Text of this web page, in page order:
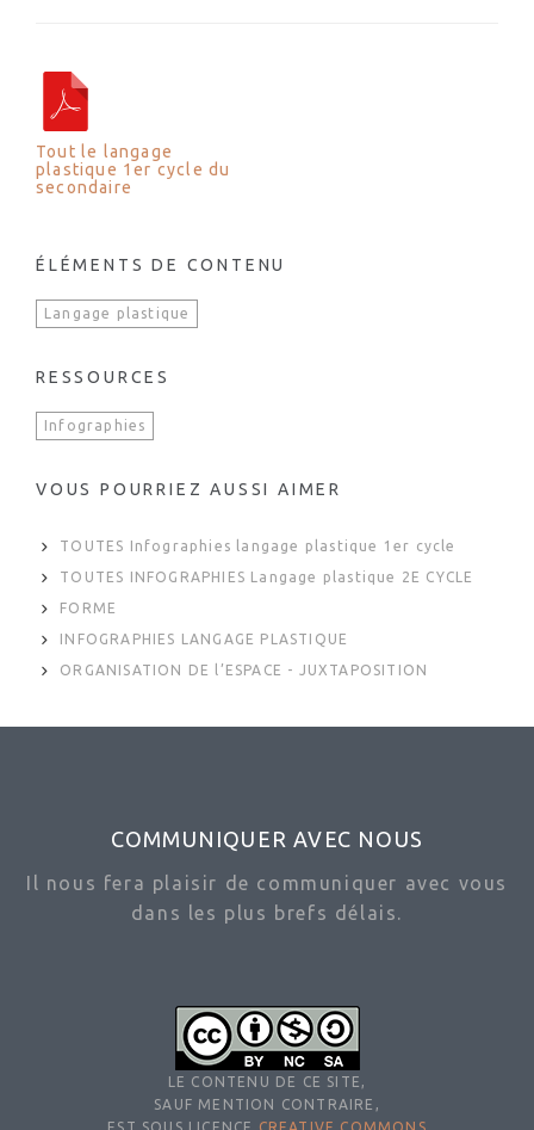
Tout le langage
plastique 1er cycle du
secondaire
ÉLÉMENTS DE CONTENU
Langage plastique
RESSOURCES
Infographies
VOUS POURRIEZ AUSSI AIMER
TOUTES Infographies langage plastique 1er cycle
TOUTES INFOGRAPHIES Langage plastique 2E CYCLE
FORME
INFOGRAPHIES LANGAGE PLASTIQUE
ORGANISATION DE l’ESPACE - JUXTAPOSITION
COMMUNIQUER AVEC NOUS
Il nous fera plaisir de communiquer avec vous
dans les plus brefs délais.
LE CONTENU DE CE SITE,
SAUF MENTION CONTRAIRE,